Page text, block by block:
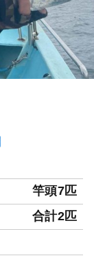
竿頭7匹
合計2匹